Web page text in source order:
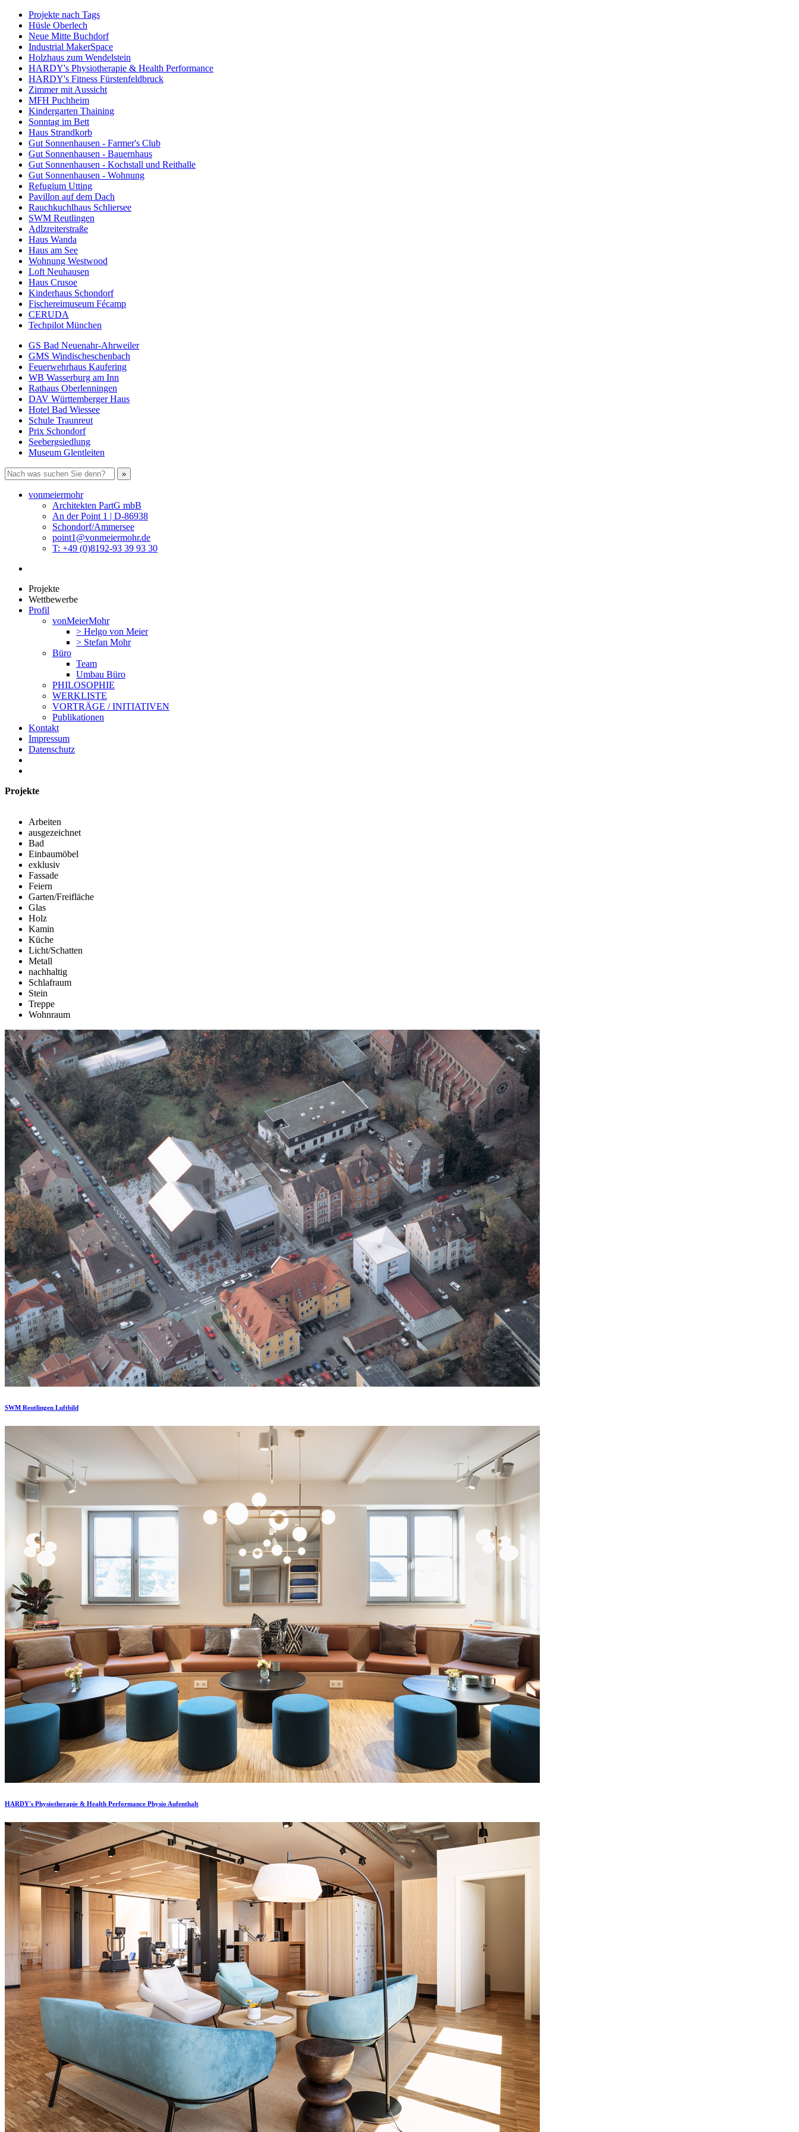
Projekte nach Tags
Hüsle Oberlech
Neue Mitte Buchdorf
Industrial MakerSpace
Holzhaus zum Wendelstein
HARDY's Physiotherapie & Health Performance
HARDY's Fitness Fürstenfeldbruck
Zimmer mit Aussicht
MFH Puchheim
Kindergarten Thaining
Sonntag im Bett
Haus Strandkorb
Gut Sonnenhausen - Farmer's Club
Gut Sonnenhausen - Bauernhaus
Gut Sonnenhausen - Kochstall und Reithalle
Gut Sonnenhausen - Wohnung
Refugium Utting
Pavillon auf dem Dach
Rauchkuchlhaus Schliersee
SWM Reutlingen
Adlzreiterstraße
Haus Wanda
Haus am See
Wohnung Westwood
Loft Neuhausen
Haus Crusoe
Kinderhaus Schondorf
Fischereimuseum Fécamp
CERUDA
Techpilot München
GS Bad Neuenahr-Ahrweiler
GMS Windischeschenbach
Feuerwehrhaus Kaufering
WB Wasserburg am Inn
Rathaus Oberlenningen
DAV Württemberger Haus
Hotel Bad Wiessee
Schule Traunreut
Prix Schondorf
Seebergsiedlung
Museum Glentleiten
vonmeiermohr
Architekten PartG mbB
An der Point 1 | D-86938
Schondorf/Ammersee
point1@vonmeiermohr.de
T: +49 (0)8192-93 39 93 30
Projekte
Wettbewerbe
Profil
vonMeierMohr
> Helgo von Meier
> Stefan Mohr
Büro
Team
Umbau Büro
PHILOSOPHIE
WERKLISTE
VORTRÄGE / INITIATIVEN
Publikationen
Kontakt
Impressum
Datenschutz
Projekte
Arbeiten
ausgezeichnet
Bad
Einbaumöbel
exklusiv
Fassade
Feiern
Garten/Freifläche
Glas
Holz
Kamin
Küche
Licht/Schatten
Metall
nachhaltig
Schlafraum
Stein
Treppe
Wohnraum
SWM Reutlingen Luftbild
HARDY's Physiotherapie & Health Performance Physio Aufenthalt